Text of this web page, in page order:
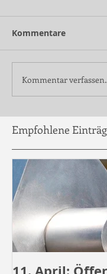
Kommentare
Kommentar
Empfohlene